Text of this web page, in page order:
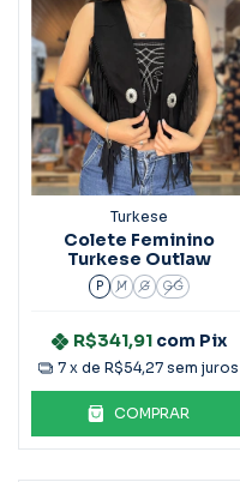
Turkese
Colete Feminino
Turkese Outlaw
P M G GG
R$341,91 com Pix
7 x deR$54,27 sem juros
COMPRAR